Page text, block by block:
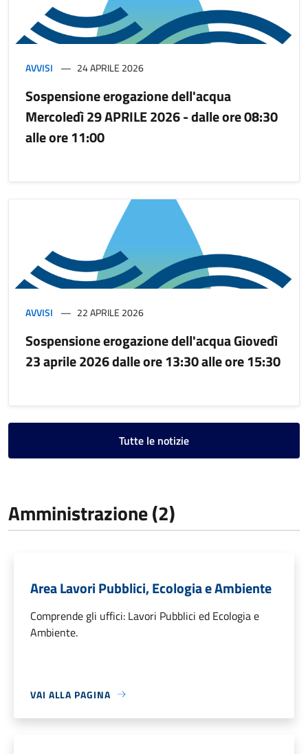
AVVISI 24 APRILE 2026
Sospensione erogazione dell'acqua
Mercoledì 29 APRILE 2026 - dalle ore 08:30
alle ore 11:00
AVVISI 22 APRILE 2026
Sospensione erogazione dell'acqua Giovedì
23 aprile 2026 dalle ore 13:30 alle ore 15:30
Tutte le notizie
Amministrazione (2)
Area Lavori Pubblici, Ecologia e Ambiente
Comprende gli uffici: Lavori Pubblici ed Ecologia e
Ambiente.
VAI ALLA PAGINA